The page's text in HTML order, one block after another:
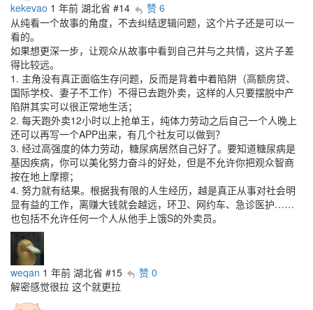
kekevao 1 年前 湖北省 #14
赞 6
从纯看一个故事的角度，不去纠结逻辑问题，这个片子还是可以一
看的。
如果想更深一步，让观众从故事中看到自己并与之共情，这片子差
得比较远。
1. 主角没有真正面临生存问题，反而是背着中着陷阱（高额房贷、
国际学校、妻子不工作）不得已去跑外卖，这样的人只要摆脱中产
陷阱其实可以很正常地生活；
2. 每天跑外卖12小时以上抢单王，纯体力劳动之后自己一个人晚上
还可以再写一个APP出来，有几个社友可以做到？
3. 经过高强度的体力劳动，糖尿病居然自己好了。要知道糖尿病是
基因疾病，你可以美化努力奋斗的好处，但是不允许你把观众智商
按在地上摩擦；
4. 努力就有结果。根据我有限的人生经历，越是真正从事对社会明
显有益的工作，离赚大钱就会越远，环卫、网约车、急诊医护……
也包括不允许任何一个人从他手上饿S的外卖员。
weqan 1 年前 湖北省 #15
赞 0
解密感觉很拉 这个就更拉